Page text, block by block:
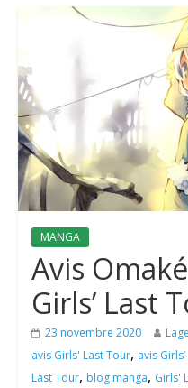
MANGA
Avis
Girls’ Last
23 novembre 2020
avis Girls' Last Tour, avis
Last Tour, blog manga, Girls'